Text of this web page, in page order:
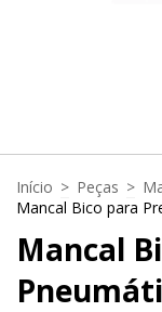
Início > Peças >
Mancal Bico para
Mancal